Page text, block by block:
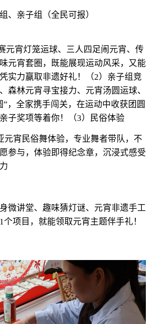
、亲子组（全民可报）
元宵灯笼运球、三人四足闹元宵、传
元宵套圈，既能展现运动风采，又能
实力赢取非遗好礼！
（2）亲子组竞
森林元宵寻宝接力、元宵汤圆运球、
”，全家携手闯关，在运动中收获团圆
子奖项等着你！
（3）民俗体验
元宵民俗舞体验，专业舞者带队，不
参与，体验即得纪念章，沉浸式感受
微讲堂、趣味猜灯谜、元宵非遗手工
项目，就能领取元宵主题伴手礼！